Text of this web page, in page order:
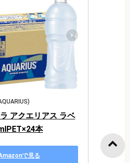
アクエリアス ラベ
本
で見る